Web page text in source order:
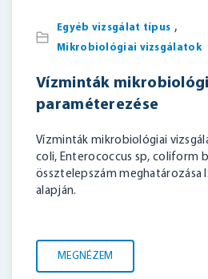
Egyéb vizsgálat típus ,
Mikrobiológiai vizsgálatok
Vízminták
paraméterezése
Vízminták mikrobiológiai
coli, Enterococcus sp, coliform
össztelepszám meghatározása
alapján.
MEGNÉZEM